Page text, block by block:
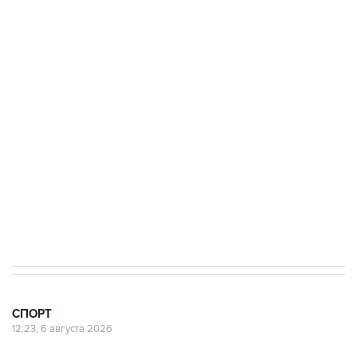
СПОРТ
12:23, 6 августа 2026